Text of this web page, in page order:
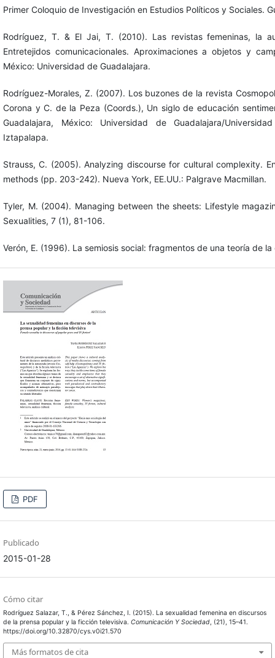
Primer Coloquio de Investigación en Estudios Políticos y Sociales.
Rodríguez, T. & El Jai, T. (2010). Las revistas femeninas, la
Entretejidos comunicacionales. Aproximaciones a objetos y
México: Universidad de Guadalajara.
Rodríguez-Morales, Z. (2007). Los buzones de la revista
Corona y C. de la Peza (Coords.), Un siglo de educación
Guadalajara, México: Universidad de Guadalajara/
Iztapalapa.
Strauss, C. (2005). Analyzing discourse for cultural complexity.
methods (pp. 203-242). Nueva York, EE.UU.: Palgrave Macmillan.
Tyler, M. (2004). Managing between the sheets: Lifestyle
Sexualities, 7 (1), 81-106.
Verón, E. (1996). La semiosis social: fragmentos de una teoría de
PDF
Publicado
2015-01-28
Cómo citar
Rodríguez Salazar, T., & Pérez Sánchez, I. (2015). La sexualidad femenina en discursos
de la prensa popular y la ficción televisiva. Comunicación Y Sociedad, (21), 15–41.
https://doi.org/10.32870/cys.v0i21.570
Más formatos de cita